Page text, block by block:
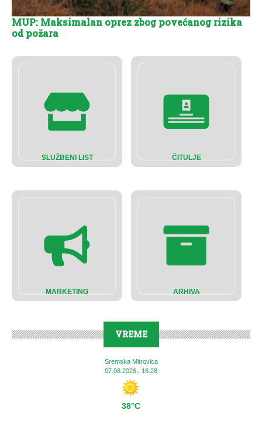
SLUŽBENI LIST ČITULJE
MARKETING ARHIVA
VREME
Sremska Mitrovica
07.08.2026., 16:28
38°C
MUP: Maksimalan oprez zbog povećanog rizika
od požara